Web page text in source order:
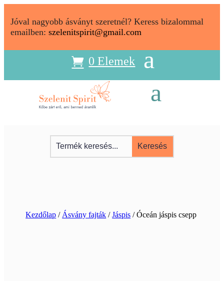
Jóval nagyobb ásványt szeretnél? Keress bizalommal
emailben: szelenitspirit@gmail.com
0 Elemek
Kezdőlap / Ásvány fajták /Jáspis / Óceán jáspis csepp